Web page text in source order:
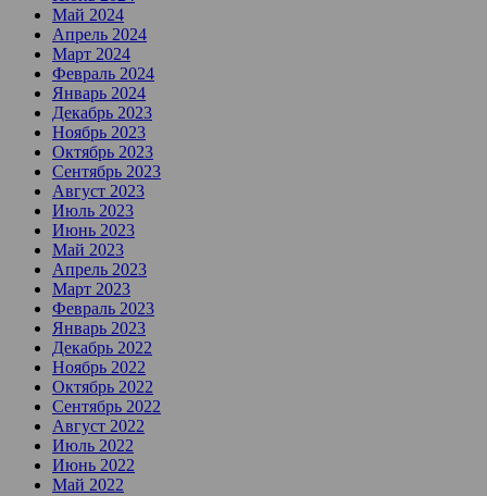
Май 2024
Апрель 2024
Март 2024
Февраль 2024
Январь 2024
Декабрь 2023
Ноябрь 2023
Октябрь 2023
Сентябрь 2023
Август 2023
Июль 2023
Июнь 2023
Май 2023
Апрель 2023
Март 2023
Февраль 2023
Январь 2023
Декабрь 2022
Ноябрь 2022
Октябрь 2022
Сентябрь 2022
Август 2022
Июль 2022
Июнь 2022
Май 2022